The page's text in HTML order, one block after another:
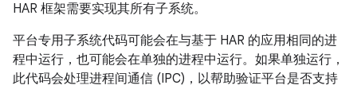
HAR 框架需要实现其所有子系统。
平台专用子系统代码可能会在与基于 HAR 的应用相同的进
程中运行，也可能会在单独的进程中运行。如果单独运行，
此代码会处理进程间通信 (IPC)，以帮助验证平台是否支持